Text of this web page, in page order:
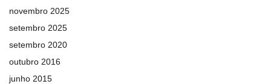
novembro 2025
setembro 2025
setembro 2020
outubro 2016
junho 2015